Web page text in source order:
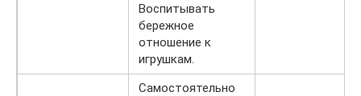
Воспитывать
бережное
отношение к
игрушкам.
Самостоятельно